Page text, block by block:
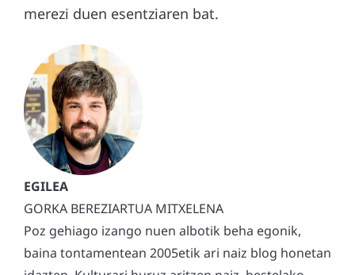
merezi duen esentziaren bat.
GORKA BEREZIARTUA MITXELENA
Poz gehiago izango nuen albotik beha egonik,
baina tontamentean 2005etik ari naiz blog honetan